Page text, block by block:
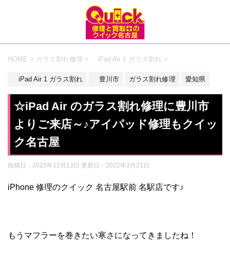
HOME > ガラス割れ修理 > iPad Air 1 ガラス割れ >
iPad Air 1 ガラス割れ 豊川市 ガラス割れ修理 愛知県
☆iPad Air のガラス割れ修理に豊川市
よりご来店～♪アイパッド修理もクイッ
ク名古屋
投稿日：2015年12月13日 更新日： 2022年3月21日
iPhone 修理のクイック 名古屋駅前 名駅店です♪
もうマフラーを巻きたい寒さになってきましたね！